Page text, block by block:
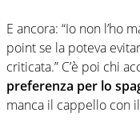
E ancora: “Io non l’ho
point se la poteva
criticata.” C’è poi chi
preferenza per lo
manca il cappello con